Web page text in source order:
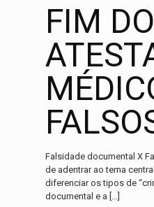
FIM
Falsidade documental X
de adentrar ao tema
diferenciar os tipos de
documental e a […]